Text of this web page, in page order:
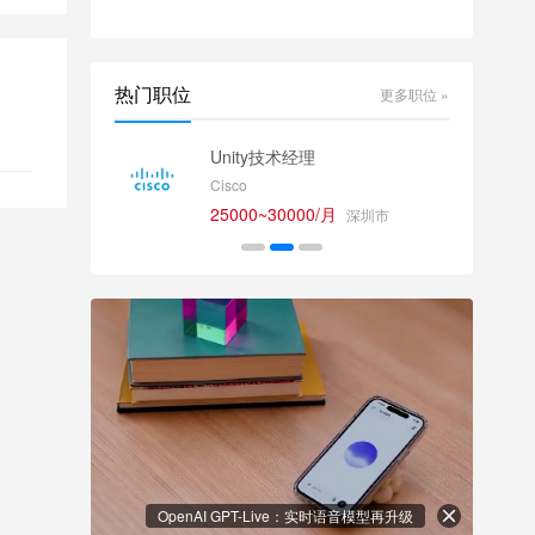
热门职位 更多职位 »
Unity技术经理
Cisco
25000~30000/月 深圳市
OpenAI GPT-Live：实时语音模型再升级